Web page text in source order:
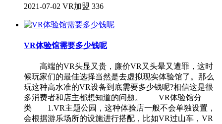
2021-07-02 VR加盟 336
VR体验馆需要多少钱呢
高端的VR头显又贵，廉价VR又头晕又遭罪，这时
候玩家们的最佳选择当然是去虚拟现实体验馆了。那么
玩这种高水准的VR设备到底需要多少钱呢?相信这是很
多消费者和店主都想知道的问题。 VR体验馆分
类 1.VR主题公园，这种体验店一般不会单独设置，
会根据游乐场所的设施进行搭配，比如VR过山车，VR